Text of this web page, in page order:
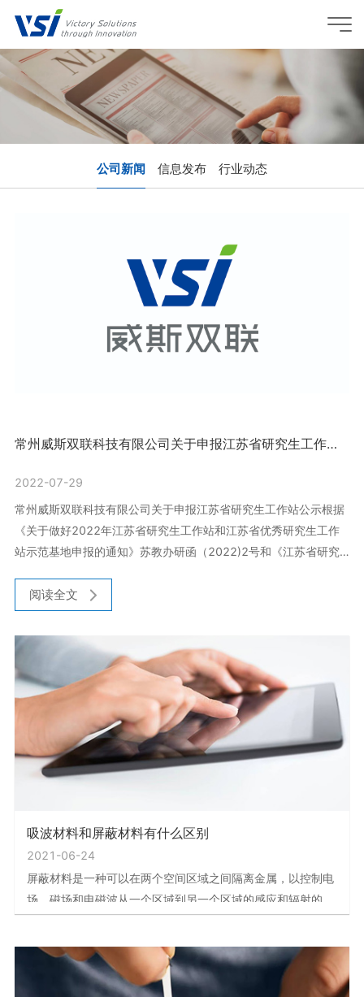
公司新闻 信息发布 行业动态
常州威斯双联科技有限公司关于申报江苏省研究生工作站
2022-07-29
常州威斯双联科技有限公司关于申报江苏省研究生工作站公示根据
《关于做好2022年江苏省研究生工作站和江苏省优秀研究生工作
站示范基地申报的通知》苏教办研函（2022)2号和《江苏省研究
生工作站，现予以公示。公示时间：2022年7月28号-2022年8月
3号。监督电话：0519-68900689电子邮箱：admin@vsi-
tech.com
阅读全文
吸波材料和屏蔽材料有什么区别
2021-06-24
屏蔽材料是一种可以在两个空间区域之间隔离金属，以控制电
场，磁场和电磁波从一个区域到另一个区域的感应和辐射的一
屏蔽体围绕接收电路，设备或系统，以防止它们受到外部电磁
场的影响。吸收材料和屏蔽材料的区别在于电磁波不能进出，